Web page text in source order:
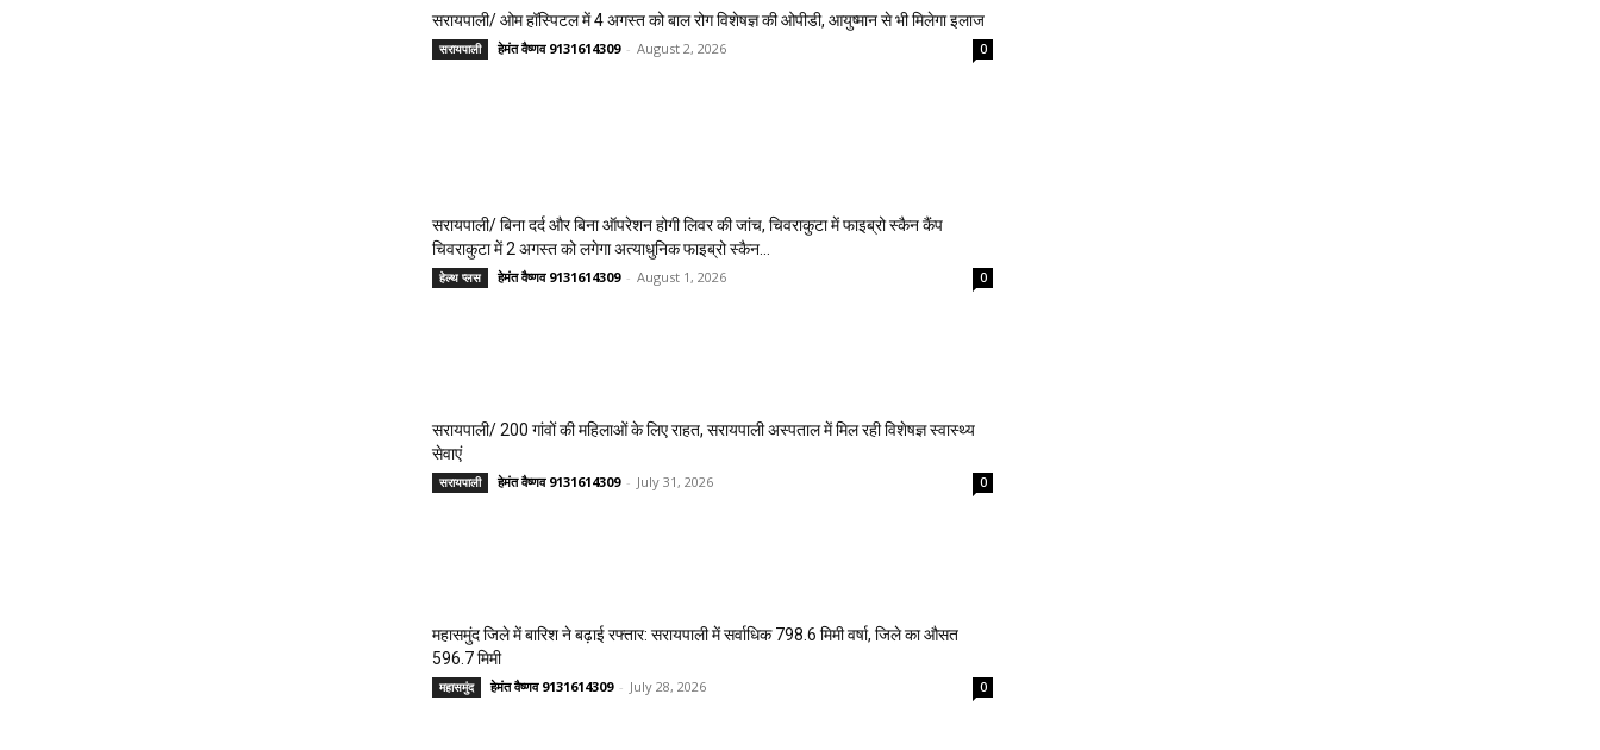
सरायपाली/ ओम हॉस्पिटल में 4 अगस्त को बाल रोग विशेषज्ञ की ओपीडी, आयुष्मान से भी मिलेगा इलाज
सरायपाली हेमंत वैष्णव 9131614309 - August 2, 2026 0
सरायपाली/ बिना दर्द और बिना ऑपरेशन होगी लिवर की जांच, चिवराकुटा में फाइब्रो स्कैन कैंप
चिवराकुटा में 2 अगस्त को लगेगा अत्याधुनिक फाइब्रो स्कैन...
हेल्थ प्लस हेमंत वैष्णव 9131614309 - August 1, 2026 0
सरायपाली/ 200 गांवों की महिलाओं के लिए राहत, सरायपाली अस्पताल में मिल रही विशेषज्ञ स्वास्थ्य
सेवाएं
सरायपाली हेमंत वैष्णव 9131614309 - July 31, 2026 0
महासमुंद जिले में बारिश ने बढ़ाई रफ्तार: सरायपाली में सर्वाधिक 798.6 मिमी वर्षा, जिले का औसत
596.7 मिमी
महासमुंद हेमंत वैष्णव 9131614309 - July 28, 2026 0